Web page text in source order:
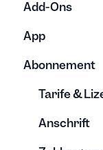
Exporte &
Rechnung
Bearbeitung
Vorlagen
Erfassung
Bearbeitung
Archivierung
Add-Ons
Browser
App
Abonnement
Tarife &
Anschrift